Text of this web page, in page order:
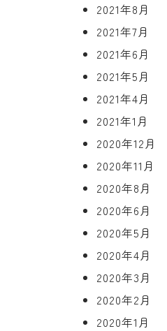
2021年8月
2021年7月
2021年6月
2021年5月
2021年4月
2021年1月
2020年12月
2020年11月
2020年8月
2020年6月
2020年5月
2020年4月
2020年3月
2020年2月
2020年1月